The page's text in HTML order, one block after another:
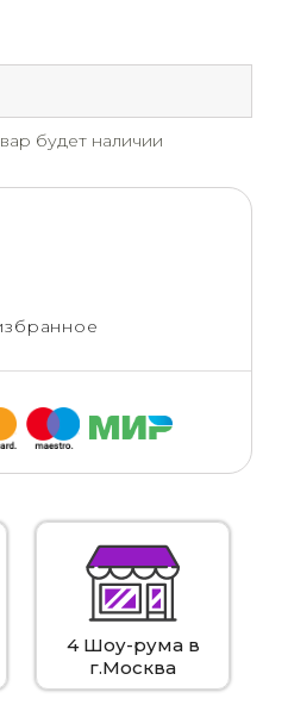
будет наличии
4 Шоу-рума в
г.Москва